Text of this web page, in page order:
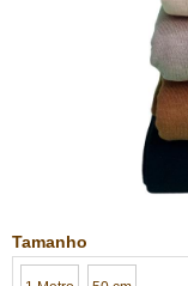
Tamanho